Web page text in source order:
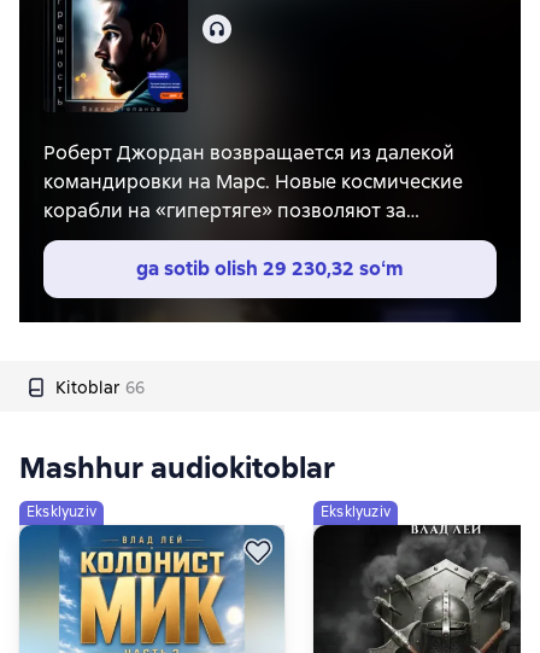
Audio
Роберт Джордан возвращается из далекой
командировки на Марс. Новые космические
корабли на «гипертяге» позволяют за
считанные часы оказаться дома. И до Земли
обычно долетают все. Но ходят слухи, что
существует маленькая погрешность.
ga sotib olish 29 230,32 soʻm
Kitoblar 66
Mashhur audiokitoblar
Eksklyuziv Eksklyuziv